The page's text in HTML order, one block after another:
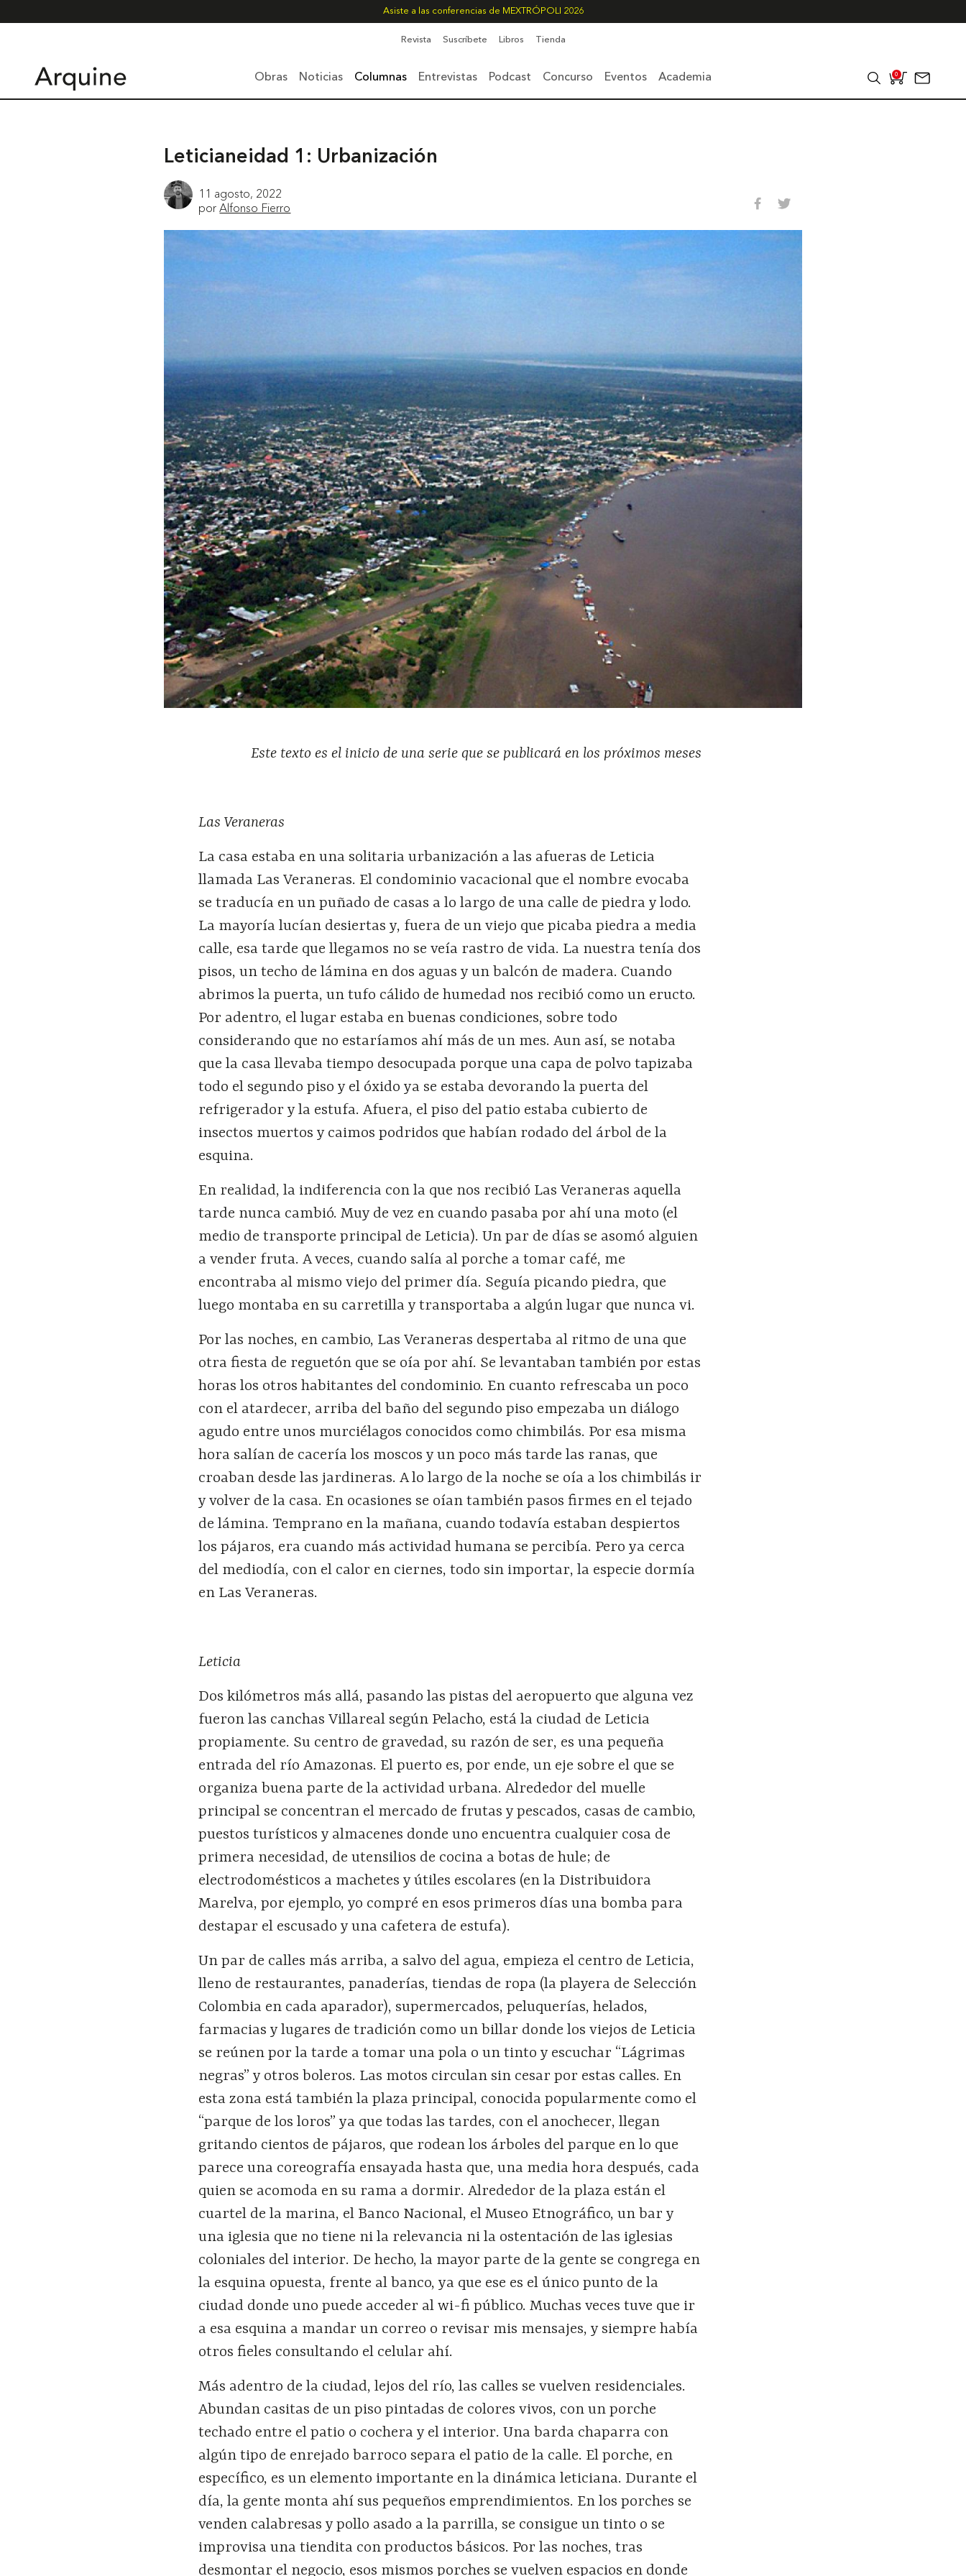
Asiste a las conferencias de MEXTRÓPOLI 2026
Revista Suscríbete Libros Tienda
Obras Noticias Columnas Entrevistas Podcast Concurso Eventos Academia 0
Leticianeidad 1: Urbanización
11 agosto, 2022
porAlfonso Fierro
Este texto es el inicio de una serie que se publicará en los próximos meses
Las Veraneras
La casa estaba en una solitaria urbanización a las afueras de Leticia
llamada Las Veraneras. El condominio vacacional que el nombre evocaba
se traducía en un puñado de casas a lo largo de una calle de piedra y lodo.
La mayoría lucían desiertas y, fuera de un viejo que picaba piedra a media
calle, esa tarde que llegamos no se veía rastro de vida. La nuestra tenía dos
pisos, un techo de lámina en dos aguas y un balcón de madera. Cuando
abrimos la puerta, un tufo cálido de humedad nos recibió como un eructo.
Por adentro, el lugar estaba en buenas condiciones, sobre todo
considerando que no estaríamos ahí más de un mes. Aun así, se notaba
que la casa llevaba tiempo desocupada porque una capa de polvo tapizaba
todo el segundo piso y el óxido ya se estaba devorando la puerta del
refrigerador y la estufa. Afuera, el piso del patio estaba cubierto de
insectos muertos y caimos podridos que habían rodado del árbol de la
esquina.
En realidad, la indiferencia con la que nos recibió Las Veraneras aquella
tarde nunca cambió. Muy de vez en cuando pasaba por ahí una moto (el
medio de transporte principal de Leticia). Un par de días se asomó alguien
a vender fruta. A veces, cuando salía al porche a tomar café, me
encontraba al mismo viejo del primer día. Seguía picando piedra, que
luego montaba en su carretilla y transportaba a algún lugar que nunca vi.
Por las noches, en cambio, Las Veraneras despertaba al ritmo de una que
otra fiesta de reguetón que se oía por ahí. Se levantaban también por estas
horas los otros habitantes del condominio. En cuanto refrescaba un poco
con el atardecer, arriba del baño del segundo piso empezaba un diálogo
agudo entre unos murciélagos conocidos como chimbilás. Por esa misma
hora salían de cacería los moscos y un poco más tarde las ranas, que
croaban desde las jardineras. A lo largo de la noche se oía a los chimbilás ir
y volver de la casa. En ocasiones se oían también pasos firmes en el tejado
de lámina. Temprano en la mañana, cuando todavía estaban despiertos
los pájaros, era cuando más actividad humana se percibía. Pero ya cerca
del mediodía, con el calor en ciernes, todo sin importar, la especie dormía
en Las Veraneras.
Leticia
Dos kilómetros más allá, pasando las pistas del aeropuerto que alguna vez
fueron las canchas Villareal según Pelacho, está la ciudad de Leticia
propiamente. Su centro de gravedad, su razón de ser, es una pequeña
entrada del río Amazonas. El puerto es, por ende, un eje sobre el que se
organiza buena parte de la actividad urbana. Alrededor del muelle
principal se concentran el mercado de frutas y pescados, casas de cambio,
puestos turísticos y almacenes donde uno encuentra cualquier cosa de
primera necesidad, de utensilios de cocina a botas de hule; de
electrodomésticos a machetes y útiles escolares (en la Distribuidora
Marelva, por ejemplo, yo compré en esos primeros días una bomba para
destapar el escusado y una cafetera de estufa).
Un par de calles más arriba, a salvo del agua, empieza el centro de Leticia,
lleno de restaurantes, panaderías, tiendas de ropa (la playera de Selección
Colombia en cada aparador), supermercados, peluquerías, helados,
farmacias y lugares de tradición como un billar donde los viejos de Leticia
se reúnen por la tarde a tomar una pola o un tinto y escuchar “Lágrimas
negras” y otros boleros. Las motos circulan sin cesar por estas calles. En
esta zona está también la plaza principal, conocida popularmente como el
“parque de los loros” ya que todas las tardes, con el anochecer, llegan
gritando cientos de pájaros, que rodean los árboles del parque en lo que
parece una coreografía ensayada hasta que, una media hora después, cada
quien se acomoda en su rama a dormir. Alrededor de la plaza están el
cuartel de la marina, el Banco Nacional, el Museo Etnográfico, un bar y
una iglesia que no tiene ni la relevancia ni la ostentación de las iglesias
coloniales del interior. De hecho, la mayor parte de la gente se congrega en
la esquina opuesta, frente al banco, ya que ese es el único punto de la
ciudad donde uno puede acceder al wi-fi público. Muchas veces tuve que ir
a esa esquina a mandar un correo o revisar mis mensajes, y siempre había
otros fieles consultando el celular ahí.
Más adentro de la ciudad, lejos del río, las calles se vuelven residenciales.
Abundan casitas de un piso pintadas de colores vivos, con un porche
techado entre el patio o cochera y el interior. Una barda chaparra con
algún tipo de enrejado barroco separa el patio de la calle. El porche, en
específico, es un elemento importante en la dinámica leticiana. Durante el
día, la gente monta ahí sus pequeños emprendimientos. En los porches se
venden calabresas y pollo asado a la parrilla, se consigue un tinto o se
improvisa una tiendita con productos básicos. Por las noches, tras
desmontar el negocio, esos mismos porches se vuelven espacios en donde